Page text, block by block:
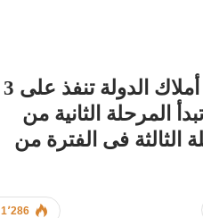
جدير بالذكر أن الموجة ال 18 لإزالة التعديات على أملاك الدولة تنفذ على 3
: الأولى من 13/9/2021 وحتى 3/10/2021 وتبدأ المرحلة الثانية من
تبدأ المرحلة الثالثة فى الفترة من
1٬286